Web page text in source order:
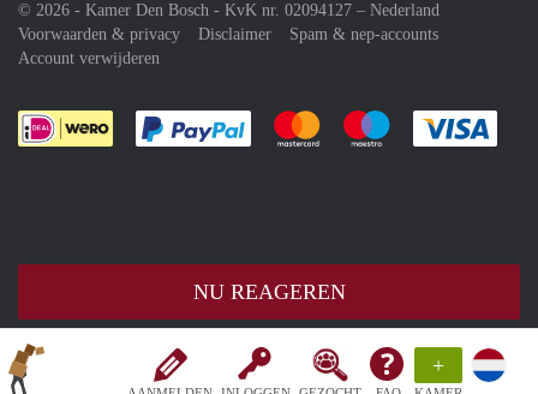
+
NU REAGEREN
© 2026 - Kamer Den Bosch - KvK nr. 02094127 – Nederland
Voorwaarden & privacy
Disclaimer
Spam & nep-accounts
Account verwijderen
Je rekent gemakkelijk af met Paypal
Je rekent gemakkelijk af met
Je rekent